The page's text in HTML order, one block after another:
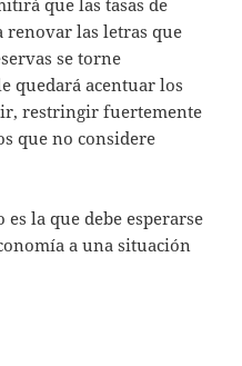
que las tasas de
renovar las letras que
se torne
quedará acentuar los
restringir fuertemente
que no considere
la que debe esperarse
a una situación